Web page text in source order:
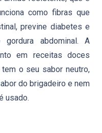
como fibras que
previne diabetes e
abdominal. A
em receitas doces
o seu sabor neutro,
do brigadeiro e nem
usado.